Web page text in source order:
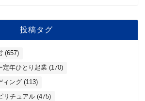
投稿タグ
(657)
定年ひとり起業 (170)
ィング (113)
リチュアル (475)